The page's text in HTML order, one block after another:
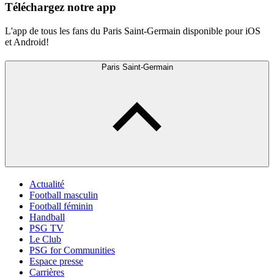
Téléchargez notre app
L'app de tous les fans du Paris Saint-Germain disponible pour iOS
et Android!
Paris Saint-Germain
Actualité
Football masculin
Football féminin
Handball
PSG TV
Le Club
PSG for Communities
Espace presse
Carrières